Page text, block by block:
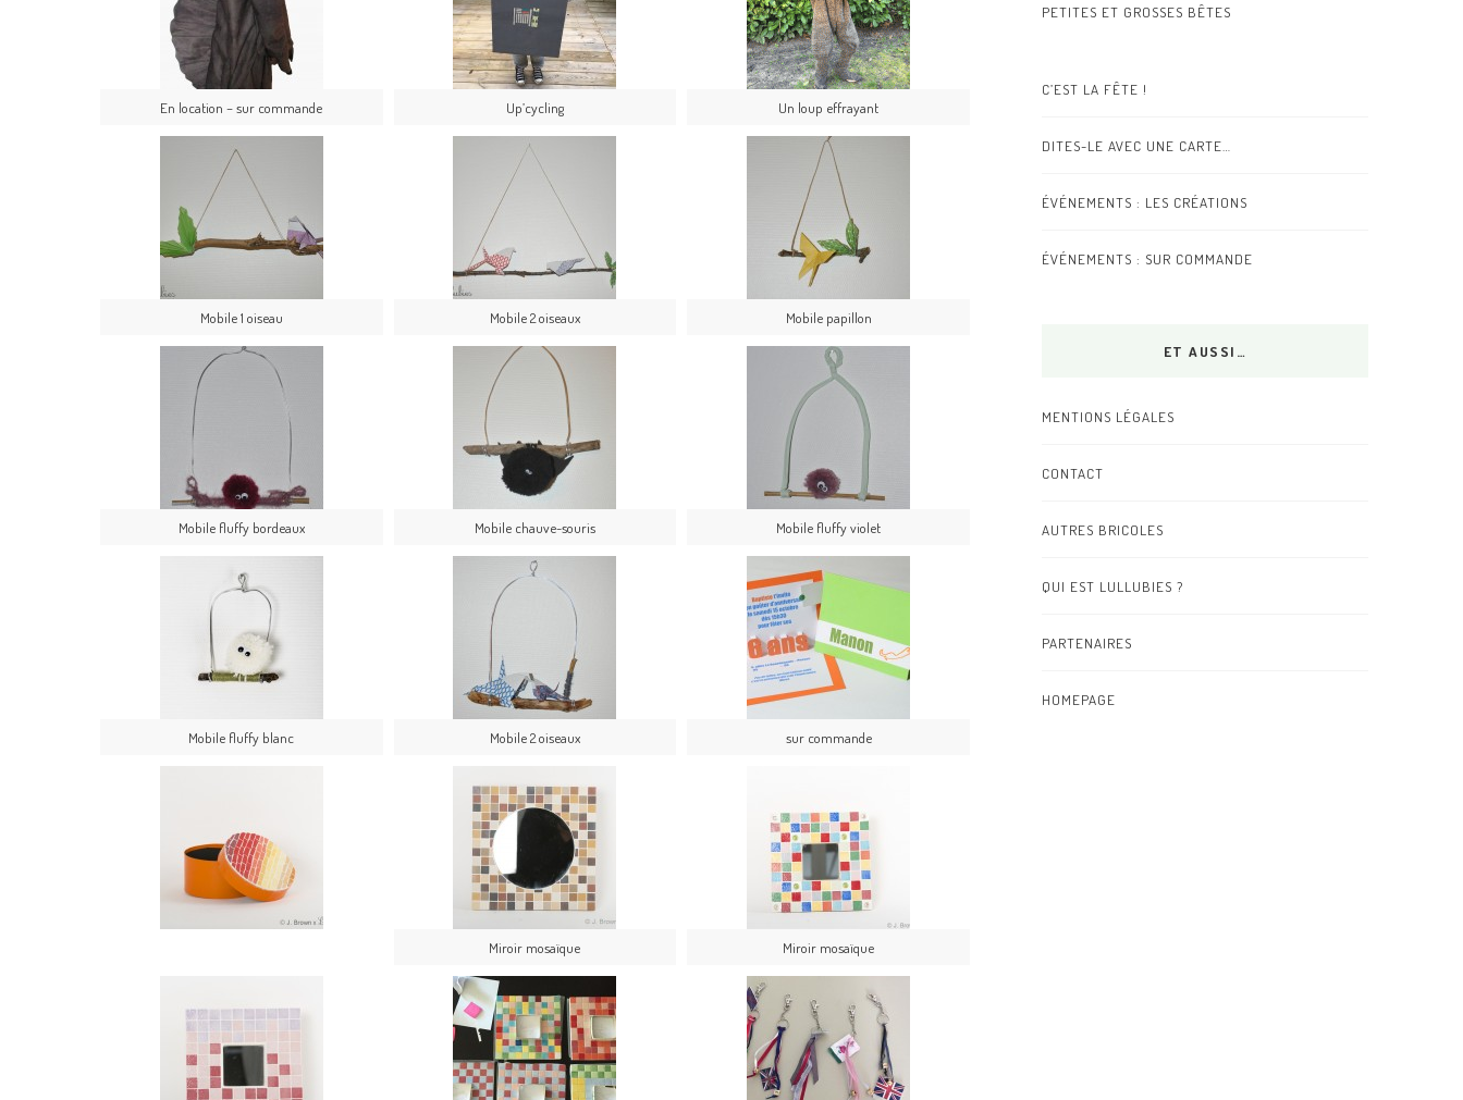
En location – sur commande Up’cycling Un loup effrayant
Mobile 1 oiseau Mobile 2 oiseaux Mobile papillon
Mobile fluffy bordeaux Mobile chauve-souris Mobile fluffy violet
Mobile fluffy blanc Mobile 2 oiseaux sur commande
Miroir mosaïque Miroir mosaïque
PETITES ET GROSSES BÊTES
C’EST LA FÊTE !
DITES-LE AVEC UNE CARTE…
ÉVÉNEMENTS : LES CRÉATIONS
ÉVÉNEMENTS : SUR COMMANDE
ET AUSSI…
MENTIONS LÉGALES
CONTACT
AUTRES BRICOLES
QUI EST LULLUBIES ?
PARTENAIRES
HOMEPAGE